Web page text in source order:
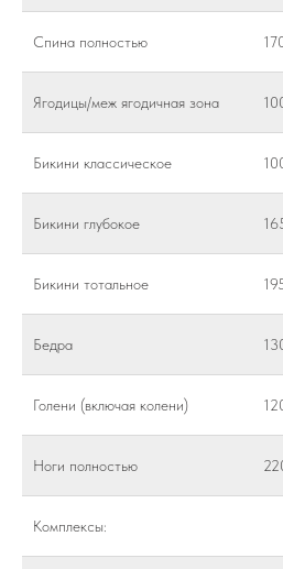
Спина полностью
Ягодицы/меж ягодичная зона
Бикини классическое
Бикини глубокое
Бикини тотальное
Бедра
Голени (включая колени)
Ноги полностью
Комплексы: